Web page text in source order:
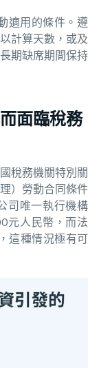
適用的條件。遵
計算天數，或及
期缺席期間保持
面臨稅務
稅務機關特別關
）勞動合同條件
司唯一執行機構
元人民幣，而法
這種情況極有可